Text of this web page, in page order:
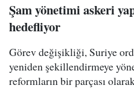
Şam yönetimi askeri
hedefliyor
Görev değişikliği, Suriye
yeniden şekillendirmeye
reformların bir parçası